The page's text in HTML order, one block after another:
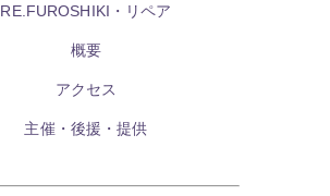
RE.FUROSHIKI・リペア
概要
アクセス
主催・後援・提供